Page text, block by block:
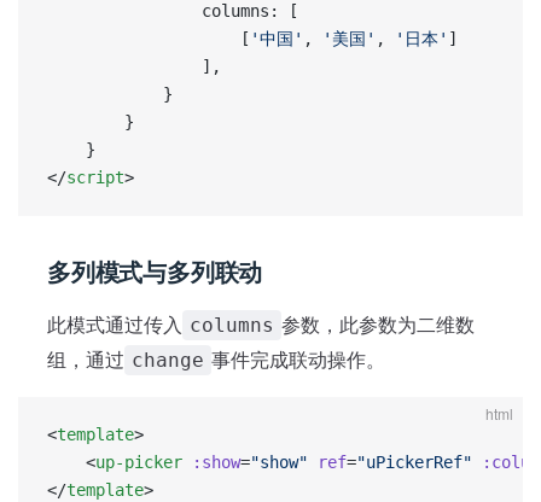
                columns: [
                    [
'中国' , '美国' , '日本' ]
                ],
			}
		}
	}
</script>
多列模式与多列联动
此模式通过传入 columns 参数，此参数为二维数
组，通过 change 事件完成联动操作。
html
<template>
    <
up-picker :show="show" ref="uPickerRef"
</template>